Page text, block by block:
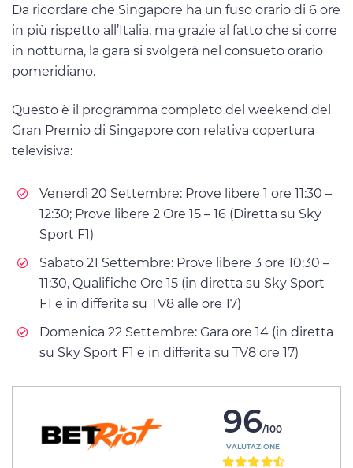
Da ricordare che Singapore ha un fuso orario di 6 ore
in più rispetto all’Italia, ma grazie al fatto che si corre
in notturna, la gara si svolgerà nel consueto orario
pomeridiano.
Questo è il programma completo del weekend del
Gran Premio di Singapore con relativa copertura
televisiva:
Venerdì 20 Settembre: Prove libere 1 ore 11:30 –
12:30; Prove libere 2 Ore 15 – 16 (Diretta su Sky
Sport F1)
Sabato 21 Settembre: Prove libere 3 ore 10:30 –
11:30, Qualifiche Ore 15 (in diretta su Sky Sport
F1 e in differita su TV8 alle ore 17)
Domenica 22 Settembre: Gara ore 14 (in diretta
su Sky Sport F1 e in differita su TV8 ore 17)
96/100
VALUTAZIONE